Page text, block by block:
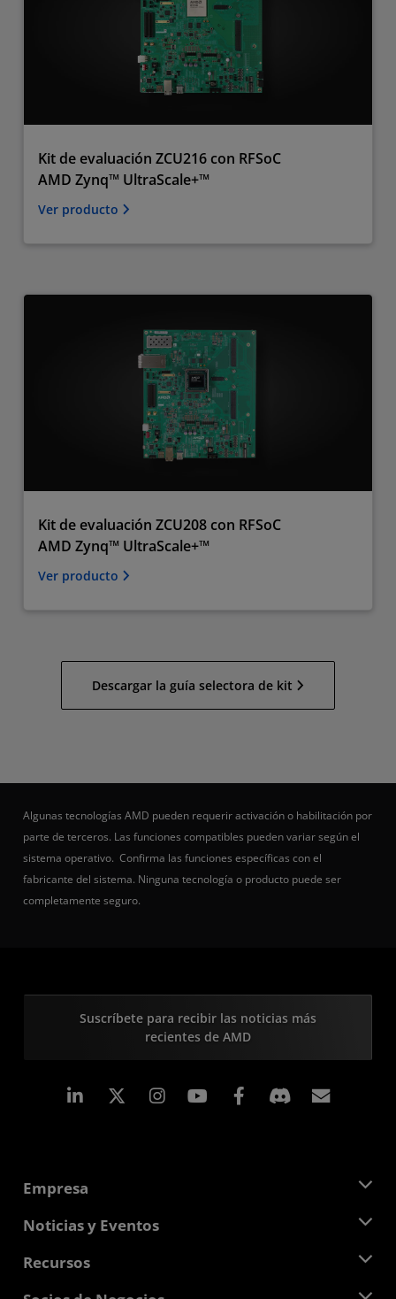
Kit de evaluación ZCU216 con RFSoC
AMD Zynq™ UltraScale+™
Ver producto
Kit de evaluación ZCU208 con RFSoC
AMD Zynq™ UltraScale+™
Ver producto
Descargar la guía selectora de kit
Algunas tecnologías AMD pueden requerir activación o habilitación por
parte de terceros. Las funciones compatibles pueden variar según el
sistema operativo. Confirma las funciones específicas con el
fabricante del sistema. Ninguna tecnología o producto puede ser
completamente seguro.
Suscríbete para recibir las noticias más
recientes de AMD
LinkedIn Instagram Facebook
Empresa
Acerca de AMD
Responsabilidad corporativa
Noticias y Eventos
Sala de prensa
Recursos
Centro para desarrolladores